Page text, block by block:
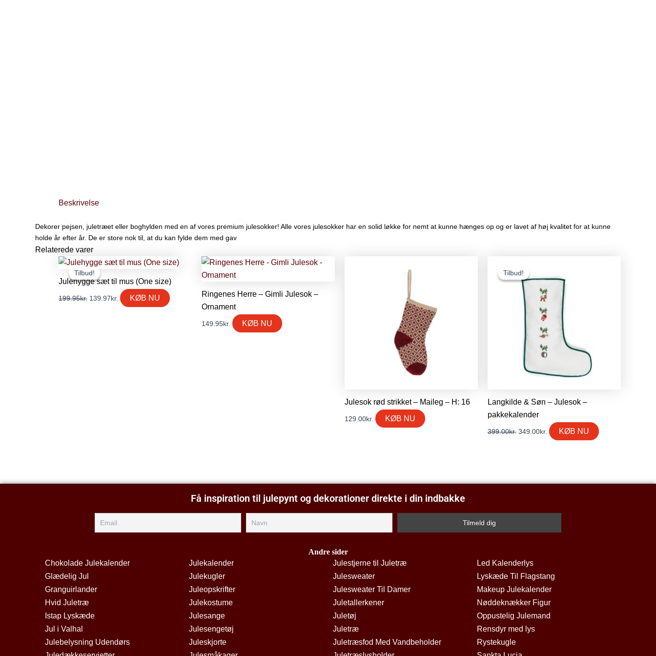
Beskrivelse
Dekorer pejsen, juletræet eller boghylden med en af vores premium julesokker! Alle vores julesokker har en solid løkke for nemt at kunne hænges op og er lavet af høj kvalitet for at kunne
holde år efter år. De er store nok til, at du kan fylde dem med gav
Relaterede varer
Tilbud!
Tilbud!
Julehygge sæt til mus (One size)
199.95kr.
Den
oprindelige
pris
var:
199.95kr..
139.97kr.
Den
er:
139.97kr..
KØB NU
Ringenes Herre – Gimli Julesok –
Ornament
149.95kr. KØB NU
Julesok rød strikket – Maileg – H: 16
129.00kr. KØB NU
Tilbud!
Tilbud!
Langkilde & Søn – Julesok –
pakkekalender
399.00kr.
oprindelige
pris
var:
399.00kr..
349.00kr.
pris
349.00kr..
KØB NU
Få inspiration til julepynt og dekorationer direkte i din indbakke
Andre sider
Chokolade Julekalender
Glædelig Jul
Granguirlander
Hvid Juletræ
Istap Lyskæde
Jul i Valhal
Julebelysning Udendørs
Julekalender
Julekugler
Juleopskrifter
Julekostume
Julesange
Julesengetøj
Juleskjorte
Julestjerne til Juletræ
Julesweater
Julesweater Til Damer
Juletallerkener
Juletøj
Juletræ
Juletræsfod Med Vandbeholder
Led Kalenderlys
Lyskæde Til Flagstang
Makeup Julekalender
Nøddeknækker Figur
Oppustelig Julemand
Rensdyr med lys
Rystekugle